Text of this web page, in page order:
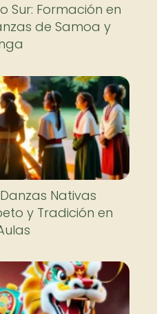
Sur: Formación en
de Samoa y
Nativas
y Tradición en